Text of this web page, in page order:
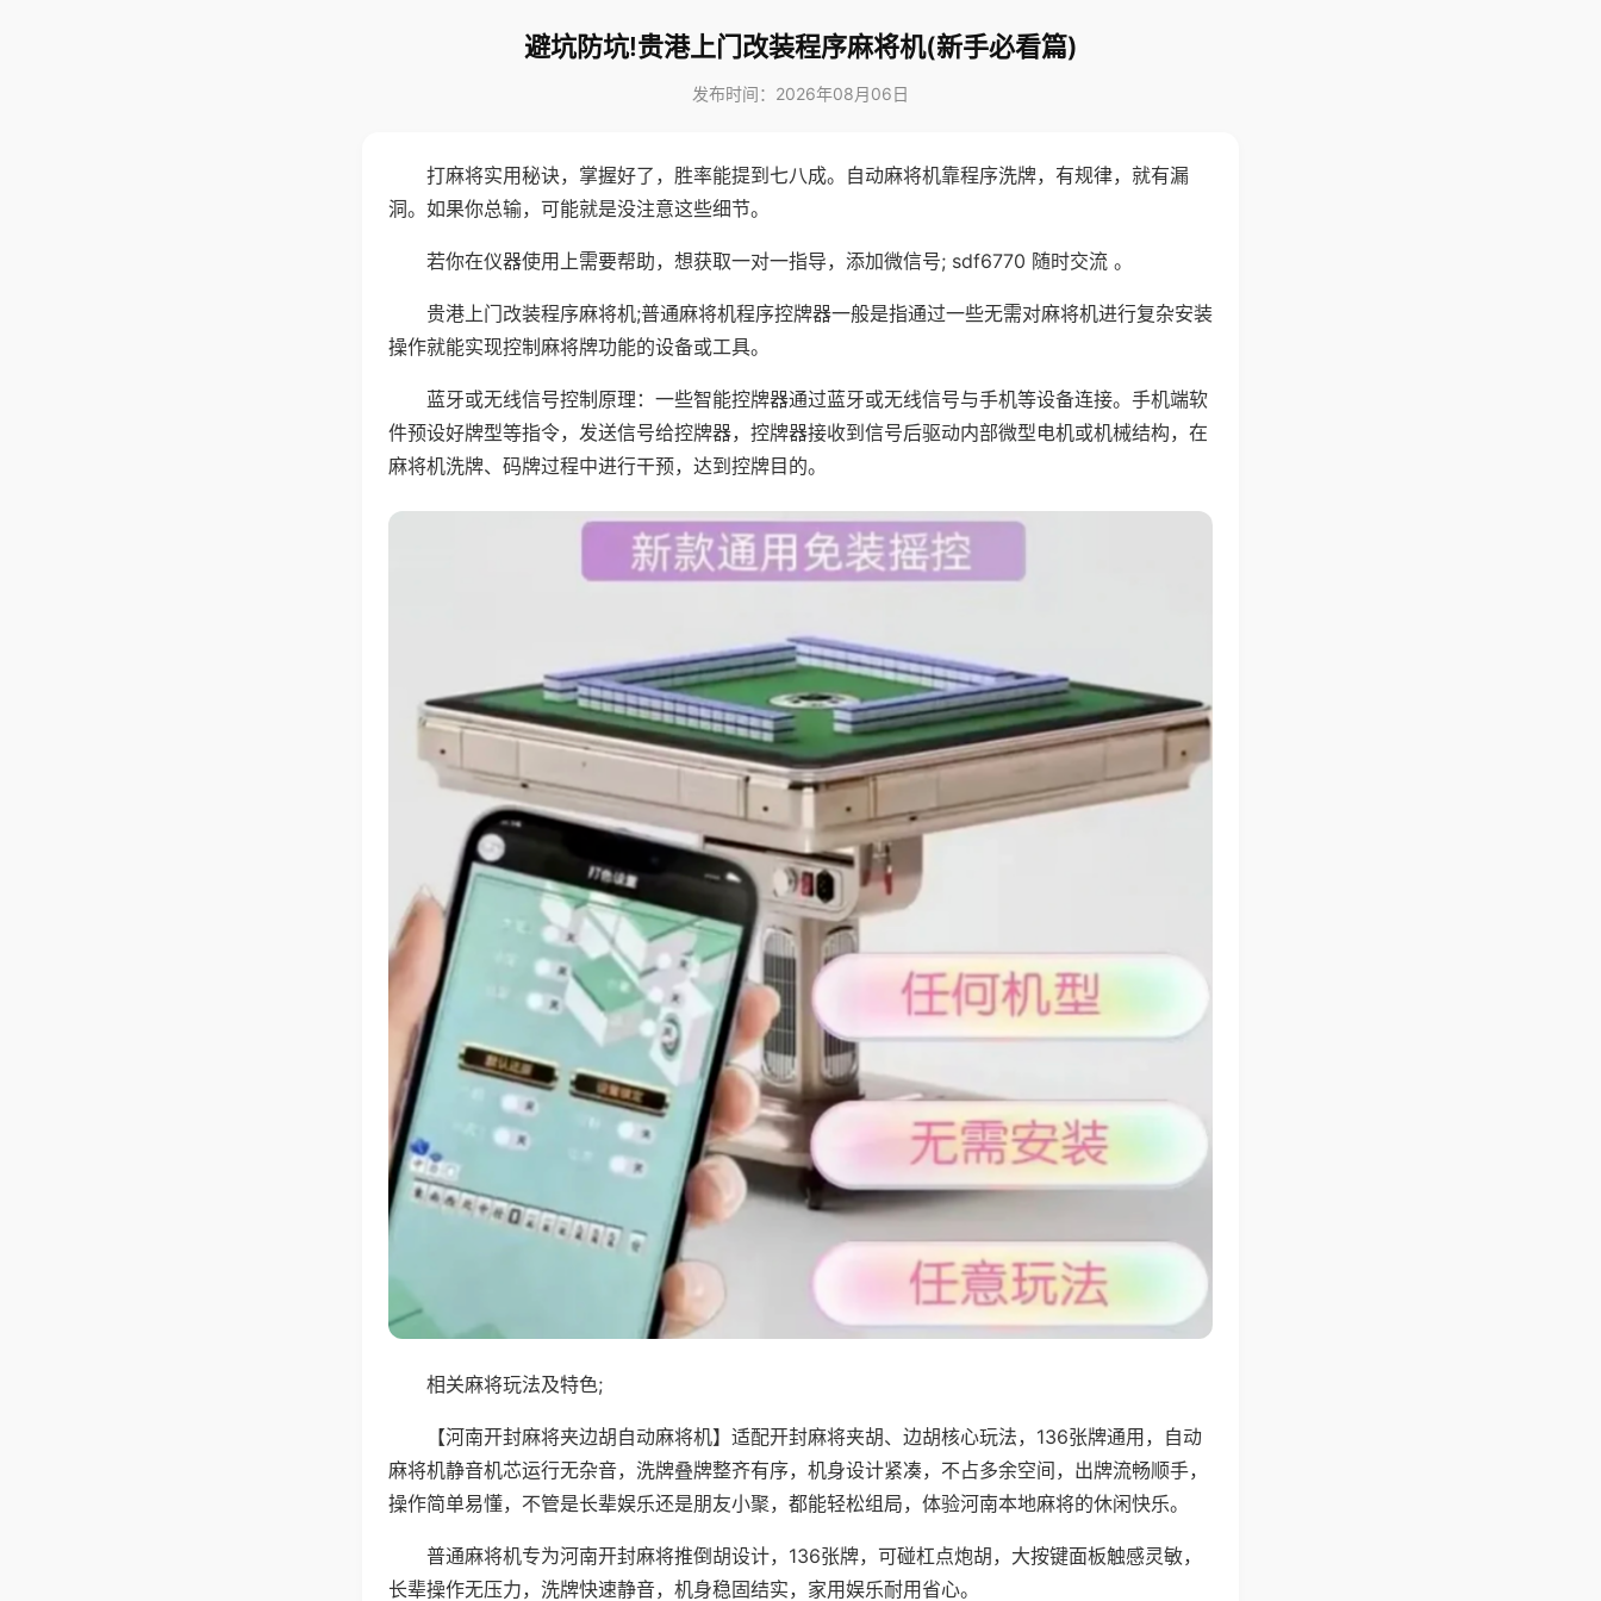
避坑防坑!贵港上门改装程序麻将机(新手必看篇)
发布时间：2026年08月06日
打麻将实用秘诀，掌握好了，胜率能提到七八成。自动麻将机靠程序洗牌，有规律，就有漏
洞。如果你总输，可能就是没注意这些细节。
若你在仪器使用上需要帮助，想获取一对一指导，添加微信号; sdf6770 随时交流 。
贵港上门改装程序麻将机;普通麻将机程序控牌器一般是指通过一些无需对麻将机进行复杂安装
操作就能实现控制麻将牌功能的设备或工具。
蓝牙或无线信号控制原理：一些智能控牌器通过蓝牙或无线信号与手机等设备连接。手机端软
件预设好牌型等指令，发送信号给控牌器，控牌器接收到信号后驱动内部微型电机或机械结构，在
麻将机洗牌、码牌过程中进行干预，达到控牌目的。
相关麻将玩法及特色;
【河南开封麻将夹边胡自动麻将机】适配开封麻将夹胡、边胡核心玩法，136张牌通用，自动
麻将机静音机芯运行无杂音，洗牌叠牌整齐有序，机身设计紧凑，不占多余空间，出牌流畅顺手，
操作简单易懂，不管是长辈娱乐还是朋友小聚，都能轻松组局，体验河南本地麻将的休闲快乐。
普通麻将机专为河南开封麻将推倒胡设计，136张牌，可碰杠点炮胡，大按键面板触感灵敏，
长辈操作无压力，洗牌快速静音，机身稳固结实，家用娱乐耐用省心。